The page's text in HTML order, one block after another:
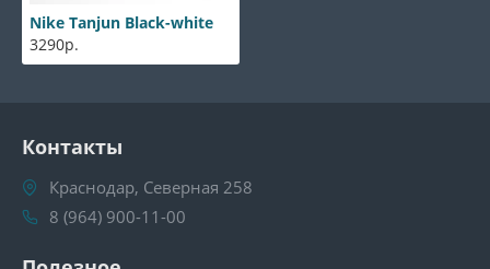
Nike Tanjun Black-white
3290р.
Контакты
Краснодар, Северная 258
8 (964) 900-11-00